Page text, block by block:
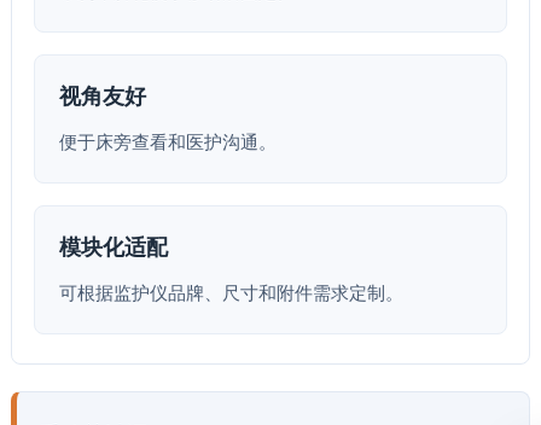
视角友好
便于床旁查看和医护沟通。
模块化适配
可根据监护仪品牌、尺寸和附件需求定制。